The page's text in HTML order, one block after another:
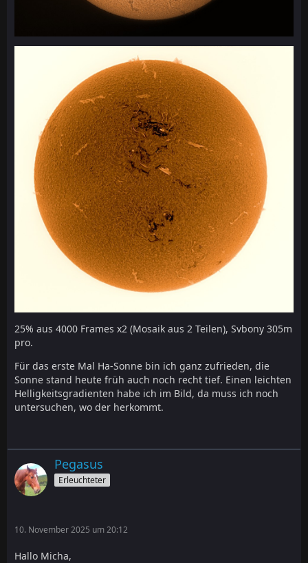
25% aus 4000 Frames x2 (Mosaik aus 2 Teilen), Svbony 305m
pro.
Für das erste Mal Ha-Sonne bin ich ganz zufrieden, die
Sonne stand heute früh auch noch recht tief. Einen leichten
Helligkeitsgradienten habe ich im Bild, da muss ich noch
untersuchen, wo der herkommt.
Pegasus
Erleuchteter
10. November 2025 um 20:12
Hallo Micha,